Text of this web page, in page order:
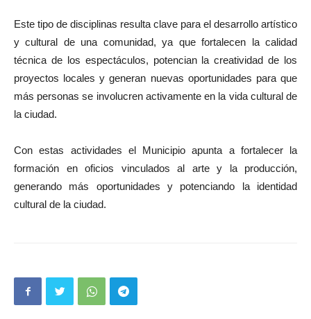
Este tipo de disciplinas resulta clave para el desarrollo artístico
y cultural de una comunidad, ya que fortalecen la calidad
técnica de los espectáculos, potencian la creatividad de los
proyectos locales y generan nuevas oportunidades para que
más personas se involucren activamente en la vida cultural de
la ciudad.
Con estas actividades el Municipio apunta a fortalecer la
formación en oficios vinculados al arte y la producción,
generando más oportunidades y potenciando la identidad
cultural de la ciudad.